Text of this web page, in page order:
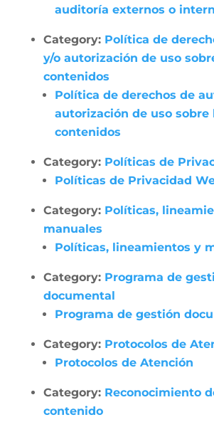
auditoría externos o
Category: Política de
y/o autorización de uso
contenidos
Política de derechos de
autorización de uso sobre
contenidos
Category: Políticas de
Políticas de Privacidad
Category: Políticas,
manuales
Políticas, lineamientos y
Category: Programa de
documental
Programa de gestión
Category: Protocolos de
Protocolos de Atención
Category: Reconocimiento
contenido